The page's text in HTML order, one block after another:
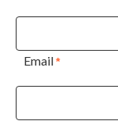
Email*